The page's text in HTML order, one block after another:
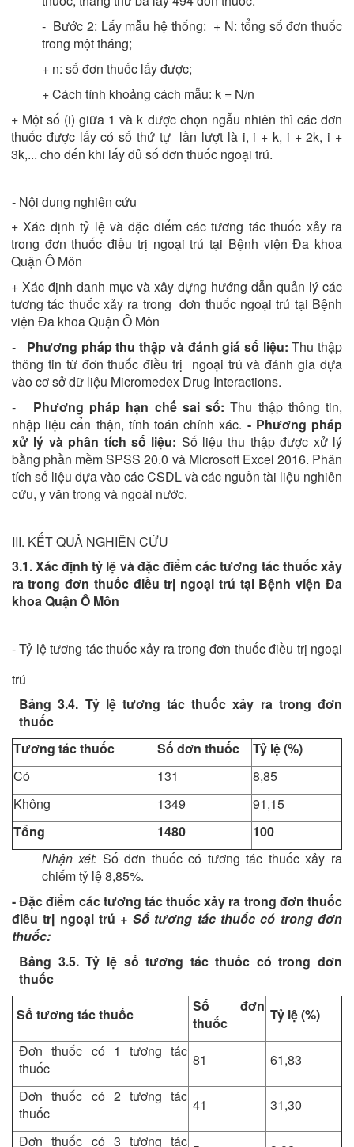
- Bước 2: Lấy mẫu hệ thống: + N: tổng số đơn thuốc
trong một tháng;
+ n: số đơn thuốc lấy được;
+ Cách tính khoảng cách mẫu: k = N/n
+ Một số (i) giữa 1 và k được chọn ngẫu nhiên thì các đơn
thuốc được lấy có số thứ tự lần lượt là i, i + k, i + 2k, i +
3k,... cho đến khi lấy đủ số đơn thuốc ngoại trú.
- Nội dung nghiên cứu
+ Xác định tỷ lệ và đặc điểm các tương tác thuốc xảy ra
trong đơn thuốc điều trị ngoại trú tại Bệnh viện Đa khoa
Quận Ô Môn
+ Xác định danh mục và xây dựng hướng dẫn quản lý các
tương tác thuốc xảy ra trong đơn thuốc ngoại trú tại Bệnh
viện Đa khoa Quận Ô Môn
- Phương pháp thu thập và đánh giá số liệu: Thu thập
thông tin từ đơn thuốc điều trị ngoại trú và đánh gia dựa
vào cơ sở dữ liệu Micromedex Drug Interactions.
- Phương pháp hạn chế sai số:Thu thập thông tin,
nhập liệu cẩn thận, tính toán chính xác. - Phương pháp
xử lý và phân tích số liệu: Số liệu thu thập được xử lý
bằng phần mềm SPSS 20.0 và Microsoft Excel 2016. Phân
tích số liệu dựa vào các CSDL và các nguồn tài liệu nghiên
cứu, y văn trong và ngoài nước.
III. KẾT QUẢ NGHIÊN CỨU
3.1. Xác định tỷ lệ và đặc điểm các tương tác thuốc xảy
ra trong đơn thuốc điều trị ngoại trú tại Bệnh viện Đa
khoa Quận Ô Môn
- Tỷ lệ tương tác thuốc xảy ra trong đơn thuốc điều trị ngoại
trú
Bảng 3.4. Tỷ lệ tương tác thuốc xảy ra trong đơn
thuốc
Tương tác thuốc
Số đơn thuốc
Tỷ lệ (%)
Có
131
8,85
Không
1349
91,15
Tổng
1480
100
Nhận xét: Số đơn thuốc có tương tác thuốc xảy ra
chiếm tỷ lệ 8,85%.
- Đặc điểm các tương tác thuốc xảy ra trong đơn thuốc
điều trị ngoại trú + Số tương tác thuốc có trong đơn
thuốc:
Bảng 3.5. Tỷ lệ số tương tác thuốc có trong đơn
thuốc
Số tương tác thuốc
Số đơn
thuốc
Tỷ lệ (%)
Đơn thuốc có 1 tương tác
thuốc
81
61,83
Đơn thuốc có 2 tương tác
thuốc
41
31,30
Đơn thuốc có 3 tương tác